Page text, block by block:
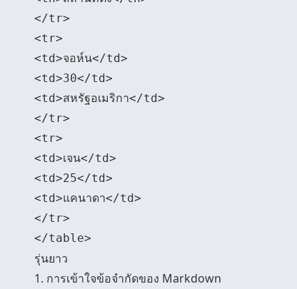
</tr>
<tr>
<td>จอห์น</td>
<td>30</td>
<td>สหรัฐอเมริกา</td>
</tr>
<tr>
<td>เจน</td>
<td>25</td>
<td>แคนาดา</td>
</tr>
รุ่นยาว
1. การเข้าใจข้อจำกัดของ Markdown